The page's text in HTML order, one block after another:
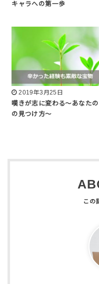
キャラへの第一歩
2019年3月25日
嘆きが志に変わる〜あなた
の見つけ方〜